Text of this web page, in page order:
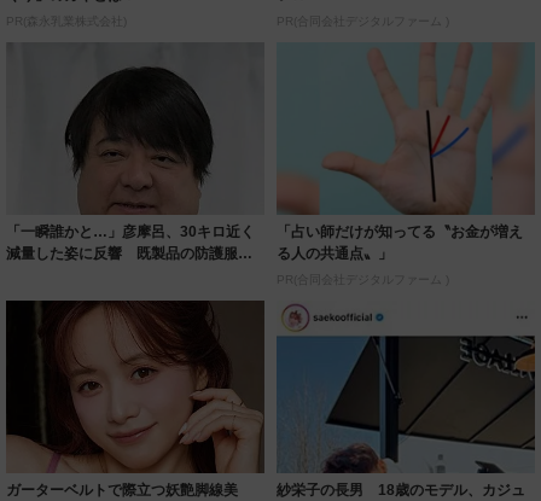
PR(森永乳業株式会社) PR(合同会社デジタルファーム )
「一瞬誰かと…」彦摩呂、30キロ近く
減量した姿に反響 既製品の防護服が
「占い師だけが知ってる〝お金が増え
る人の共通点〟」
PR(合同会社デジタルファーム )
ガーターベルトで際立つ妖艶脚線美
紗栄子の長男 18歳のモデル、カジュ